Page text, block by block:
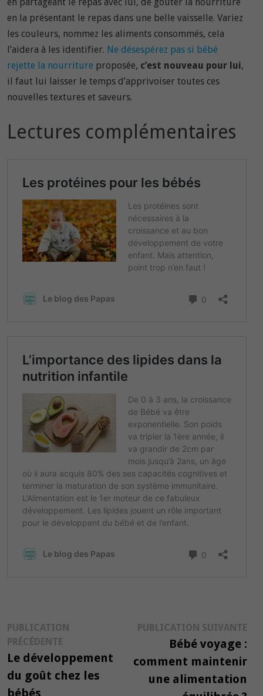
en partageant le repas avec lui, de goûter la nourriture
en la présentant le repas dans une belle vaisselle. Variez
les couleurs, nommez les aliments consommés, cela
l’aidera à les identifier. Ne désespérez pas si bébé
rejette la nourriture proposée, c’est nouveau pour lui,
il faut lui laisser le temps d’apprivoiser toutes ces
nouvelles textures et saveurs.
Lectures complémentaires
Navigation
de
l’article
PUBLICATION
PRÉCÉDENTE
précédente :
Le développement
du goût chez les
bébés
PUBLICATION SUIVANTE
Bébé voyage :
comment maintenir
une alimentation